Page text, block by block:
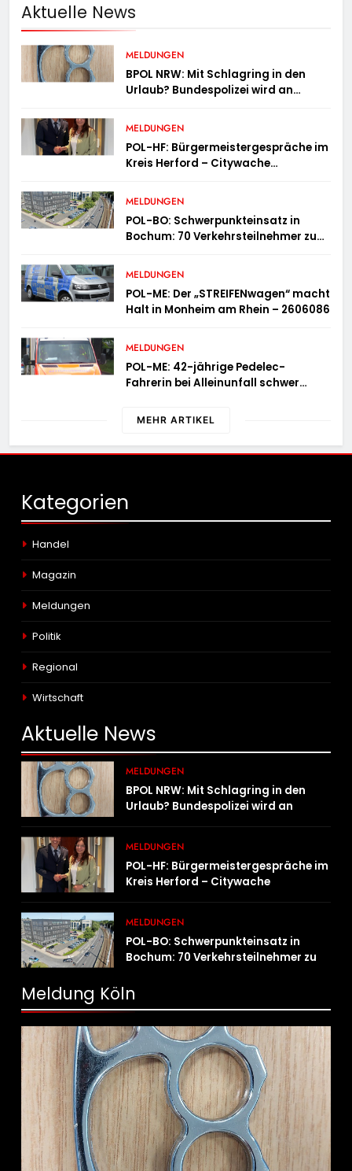
Aktuelle News
MELDUNGEN
BPOL NRW: Mit Schlagring in den
Urlaub? Bundespolizei wird an
MELDUNGEN
POL-HF: Bürgermeistergespräche im
Kreis Herford – Citywache
Zusammenarbeit in Herford
MELDUNGEN
POL-BO: Schwerpunkteinsatz in
Bochum: 70 Verkehrsteilnehmer zu
MELDUNGEN
POL-ME: Der „STREIFENwagen“ macht
Halt in Monheim am Rhein – 2606086
MELDUNGEN
POL-ME: 42-jährige Pedelec-
Fahrerin bei Alleinunfall schwer
MEHR ARTIKEL
Kategorien
Handel
Magazin
Meldungen
Politik
Regional
Wirtschaft
Aktuelle News
MELDUNGEN
BPOL NRW: Mit Schlagring in den
Urlaub? Bundespolizei wird an
MELDUNGEN
POL-HF: Bürgermeistergespräche im
Kreis Herford – Citywache
MELDUNGEN
POL-BO: Schwerpunkteinsatz in
Bochum: 70 Verkehrsteilnehmer zu
Meldung Köln